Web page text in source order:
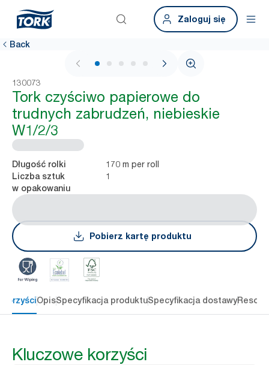
Zaloguj się
Back
1 / 5
130073
Tork czyściwo papierowe do
trudnych zabrudzeń, niebieskie
W1/2/3
Długość rolki 170 m per roll
Liczba sztuk
w opakowaniu
1
Pobierz kartę produktu
korzyściOpisSpecyfikacja produktuSpecyfikacja dostawy
Kluczowe korzyści